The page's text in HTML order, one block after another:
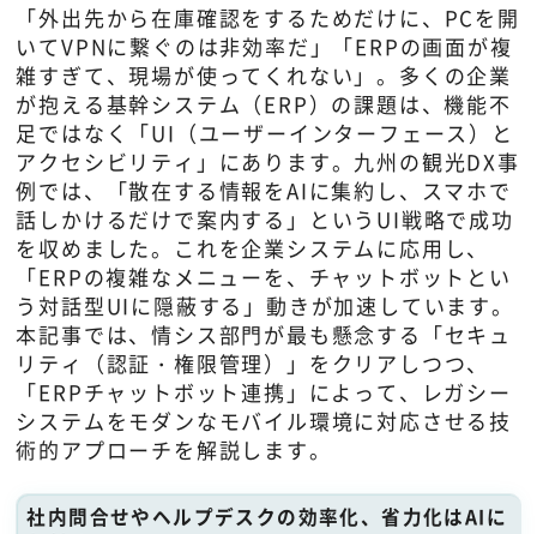
「外出先から在庫確認をするためだけに、PCを開
いてVPNに繋ぐのは非効率だ」「ERPの画面が複
雑すぎて、現場が使ってくれない」。多くの企業
が抱える基幹システム（ERP）の課題は、機能不
足ではなく「UI（ユーザーインターフェース）と
アクセシビリティ」にあります。九州の観光DX事
例では、「散在する情報をAIに集約し、スマホで
話しかけるだけで案内する」というUI戦略で成功
を収めました。これを企業システムに応用し、
「ERPの複雑なメニューを、チャットボットとい
う対話型UIに隠蔽する」動きが加速しています。
本記事では、情シス部門が最も懸念する「セキュ
リティ（認証・権限管理）」をクリアしつつ、
「ERPチャットボット連携」によって、レガシー
システムをモダンなモバイル環境に対応させる技
術的アプローチを解説します。
社内問合せやヘルプデスクの効率化、省力化はAIに